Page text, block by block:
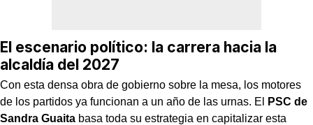
El escenario político: la carrera hacia la
alcaldía del 2027
Con esta densa obra de gobierno sobre la mesa, los motores
de los partidos ya funcionan a un año de las urnas. El
PSC de
Sandra Guaita basa toda su estrategia en capitalizar esta